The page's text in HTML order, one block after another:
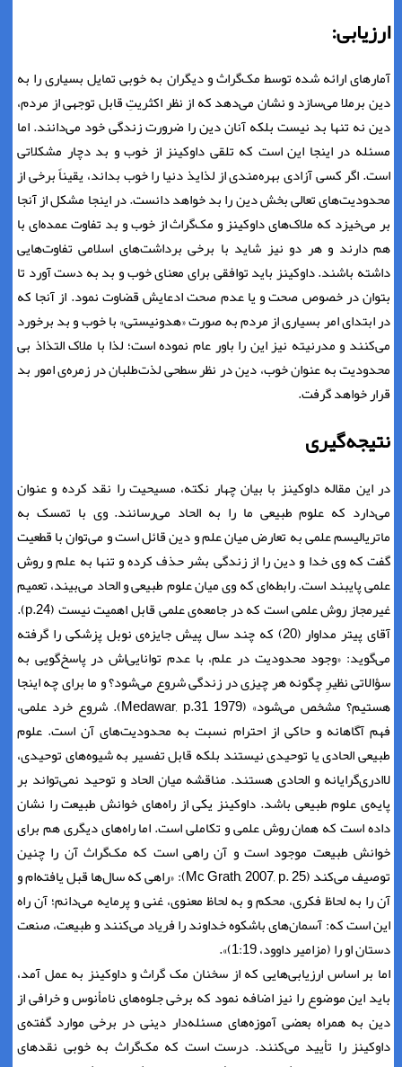
ارزیابی:
آمارهای ارائه شده توسط مک‌گراث و دیگران به خوبی تمایل بسیاری را به
دین برملا می‌سازد و نشان می‌دهد که از نظر اکثریتِ قابل توجهی از مردم،
دین نه تنها بد نیست بلکه آنان دین را ضرورت زندگی خود می‌دانند. اما
مسئله در اینجا این است که تلقی داوکینز از خوب و بد دچار مشکلاتی
است. اگر کسی آزادی بهره‌مندی از لذایذ دنیا را خوب بداند، یقیناً برخی از
محدودیت‌های تعالی بخش دین را بد خواهد دانست. در اینجا مشکل از آنجا
بر می‌خیزد که ملاک‌های داوکینز و مک‌گراث از خوب و بد تفاوت عمده‌ای با
هم دارند و هر دو نیز شاید با برخی برداشت‌های اسلامی تفاوت‌هایی
داشته باشند. داوکینز باید توافقی برای معنای خوب و بد به دست آورد تا
بتوان در خصوص صحت و یا عدم صحت ادعایش قضاوت نمود. از آنجا که
در ابتدای امر بسیاری از مردم به صورت «هدونیستی» با خوب و بد برخورد
می‌کنند و مدرنیته نیز این را باور عام نموده است؛ لذا با ملاک التذاذ بی
محدودیت به عنوان خوب، دین در نظر سطحی لذت‌طلبان در زمره‌ی امور بد
قرار خواهد گرفت.
نتیجه‌گیری
در این مقاله داوکینز با بیان چهار نکته، مسیحیت را نقد کرده و عنوان
می‌دارد که علوم طبیعی ما را به الحاد می‌رسانند. وی با تمسک به
ماتریالیسم علمی به تعارض میان علم و دین قائل است و می‌توان با قطعیت
گفت که وی خدا و دین را از زندگی بشر حذف کرده و تنها به علم و روش
علمی پایبند است. رابطه‌ای که وی میان علوم طبیعی و الحاد می‌بیند، تعمیم
غیرمجاز روش علمی است که در جامعه‌ی علمی قابل اهمیت نیست (p.24).
آقای پیتر مداوار (20) که چند سال پیش جایزه‌ی نوبل پزشکی را گرفته
می‌گوید: «وجود محدودیت در علم، با عدم توانایی‌اش در پاسخ‌گویی به
سؤالاتی نظیرِ چگونه هر چیزی در زندگی شروع می‌شود؟ و ما برای چه اینجا
هستیم؟ مشخص می‌شود» (Medawar, p.31 1979). شروع خرد علمی،
فهم آگاهانه و حاکی از احترام نسبت به محدودیت‌های آن است. علوم
طبیعی الحادی یا توحیدی نیستند بلکه قابل تفسیر به شیوه‌های توحیدی،
لاادری‌گرایانه و الحادی هستند. مناقشه میان الحاد و توحید نمی‌تواند بر
پایه‌ی علوم طبیعی باشد. داوکینز یکی از راه‌های خوانش طبیعت را نشان
داده است که همان روش علمی و تکاملی است. اما راه‌های دیگری هم برای
خوانش طبیعت موجود است و آن راهی است که مک‌گراث آن را چنین
توصیف می‌کند (Mc Grath, 2007, p. 25): «راهی که سال‌ها قبل یافته‌ام و
آن را به لحاظ فکری، محکم و به لحاظ معنوی، غنی و پرمایه می‌دانم؛ آن راه
این است که: آسمان‌های باشکوه خداوند را فریاد می‌کنند و طبیعت، صنعت
دستان او را (مزامیر داوود، 1:19)».
اما بر اساس ارزیابی‌هایی که از سخنان مک گراث و داوکینز به عمل آمد،
باید این موضوع را نیز اضافه نمود که برخی جلوه‌های نامأنوس و خرافی از
دین به همراه بعضی آموزه‌های مسئله‌دار دینی در برخی موارد گفته‌ی
داوکینز را تأیید می‌کنند. درست است که مک‌گراث به خوبی نقدهای